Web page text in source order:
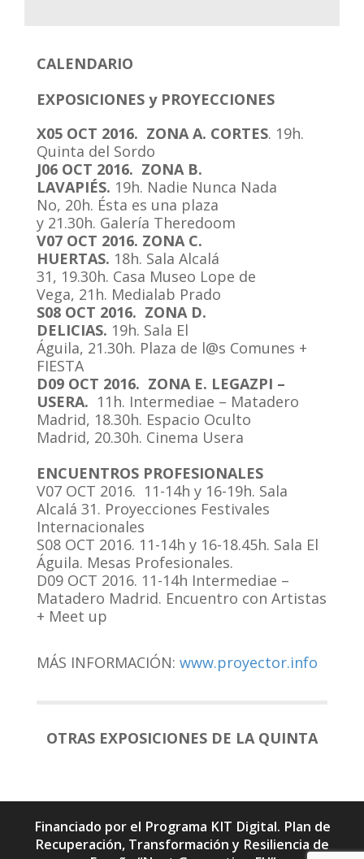
CALENDARIO
EXPOSICIONES y PROYECCIONES
X05 OCT 2016. ZONA A. CORTES. 19h.
Quinta del Sordo
J06 OCT 2016. ZONA B.
LAVAPIÉS. 19h. Nadie Nunca Nada
No, 20h. Ésta es una plaza
y 21.30h. Galería Theredoom
V07 OCT 2016. ZONA C.
HUERTAS. 18h. Sala Alcalá
31, 19.30h. Casa Museo Lope de
Vega, 21h. Medialab Prado
S08 OCT 2016. ZONA D.
DELICIAS. 19h. Sala El
Águila, 21.30h. Plaza de l@s Comunes +
FIESTA
D09 OCT 2016. ZONA E. LEGAZPI –
USERA. 11h. Intermediae – Matadero
Madrid, 18.30h. Espacio Oculto
Madrid, 20.30h. Cinema Usera
ENCUENTROS PROFESIONALES
V07 OCT 2016. 11-14h y 16-19h. Sala
Alcalá 31. Proyecciones Festivales
Internacionales
S08 OCT 2016. 11-14h y 16-18.45h. Sala El
Águila. Mesas Profesionales.
D09 OCT 2016. 11-14h Intermediae –
Matadero Madrid. Encuentro con Artistas
+ Meet up
MÁS INFORMACIÓN: www.proyector.info
OTRAS EXPOSICIONES DE LA QUINTA
Financiado por el Programa KIT Digital. Plan de
Recuperación, Transformación y Resiliencia de